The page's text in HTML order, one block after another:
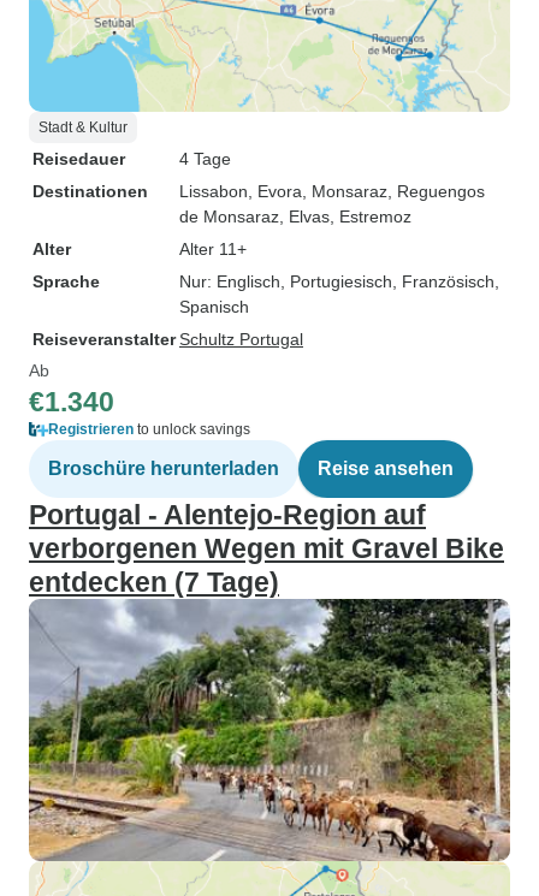
Stadt & Kultur
Reisedauer
4 Tage
Destinationen
Lissabon , Evora , Monsaraz , Reguengos
de Monsaraz , Elvas , Estremoz
Alter
Alter 11+
Sprache
Nur: Englisch, Portugiesisch, Französisch,
Spanisch
ReiseveranstalterSchultz Portugal
Ab
€1.340
Registrieren to unlock savings
Broschüre herunterladen Reise ansehen
Portugal - Alentejo-Region auf
verborgenen Wegen mit Gravel Bike
entdecken (7 Tage)